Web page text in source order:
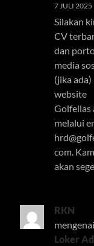
7 JULI 2025
Silakan
CV
dan
media
(jika ada)
website
Golfellas
melalui
com.
akan
RKN
mengenai
Loker